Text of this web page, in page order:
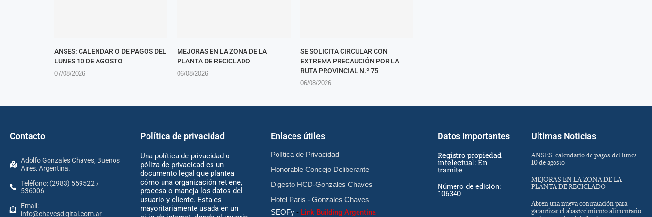
ANSES: CALENDARIO DE PAGOS DEL
LUNES 10 DE AGOSTO
07/08/2026
MEJORAS EN LA ZONA DE LA
PLANTA DE RECICLADO
06/08/2026
SE SOLICITA CIRCULAR CON
EXTREMA PRECAUCIÓN POR LA
RUTA PROVINCIAL N.º 75
06/08/2026
Contacto
Adolfo Gonzales Chaves, Buenos
Aires, Argentina.
Teléfono: (2983) 559522 /
536006
Email:
info@chavesdigital.com.ar
Política de privacidad
Una política de privacidad o
póliza de privacidad es un
documento legal que plantea
cómo una organización retiene,
procesa o maneja los datos del
usuario y cliente. Esta es
mayoritariamente usada en un
Enlaces útiles
Política de Privacidad
Honorable Concejo Deliberante
Digesto HCD-Gonzales Chaves
Hotel Paris - Gonzales Chaves
SEOFy- Link Building Argentina
Datos Importantes
Registro propiedad
intelectual: En
tramite
Número de edición:
106340
Ultimas Noticias
ANSES: calendario de pagos del lunes
10 de agosto
MEJORAS EN LA ZONA DE LA
PLANTA DE RECICLADO
Abren una nueva contratación para
garantizar el abastecimiento alimentario